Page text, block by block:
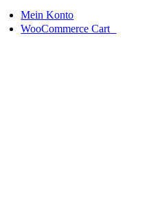
Mein Konto
WooCommerce Cart0